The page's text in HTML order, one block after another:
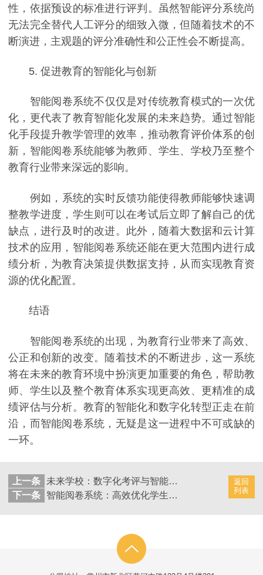
性，依据预设的标准进行评判。虽然智能评分系统尚
无法完全替代人工评分的细致入微，但随着技术的不
断演进，主观题的评分准确性和公正性会不断提高。
5. 促进教育的智能化与创新
智能阅卷系统不仅仅是对传统教育模式的一次优
化，更代表了教育智能化发展的未来趋势。通过智能
化手段提升教学管理的效率，推动教育评价体系的创
新，智能阅卷系统能够为教师、学生、学校乃至整个
教育行业带来深远的影响。
例如，系统的实时反馈功能使得教师能够快速调
整教学进度，学生则可以在考试后立即了解自己的优
缺点，进行及时的改进。此外，随着大数据和云计算
技术的应用，智能阅卷系统还能在更大范围内进行成
绩分析，为教育决策提供数据支持，从而实现教育资
源的优化配置。
结语
智能阅卷系统的出现，为教育行业带来了高效、
公正和创新的改变。随着技术的不断进步，这一系统
将在未来的教育环境中扮演更加重要的角色，帮助教
师、学生以及整个教育体系实现更高效、更精准的成
绩评估与分析。教育的智能化和数字化转型正走在前
沿，而智能阅卷系统，无疑是这一进程中不可或缺的
一环。
返回
列表
上一条
未来学校：数字化考评与智能阅卷系统的构想
下一条
智能阅卷系统：高效优化学生成绩管理策略